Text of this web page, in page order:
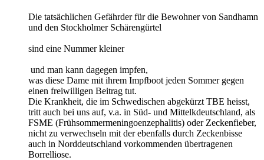
Die tatsächlichen Gefährder für die Bewohner von Sandhamn
und den Stockholmer Schärengürtel
sind eine Nummer kleiner
und man kann dagegen impfen,
was diese Dame mit ihrem Impfboot jeden Sommer gegen
einen freiwilligen Beitrag tut.
Die Krankheit, die im Schwedischen abgekürzt TBE heisst,
tritt auch bei uns auf, v.a. in Süd- und Mittelkdeutschland, als
FSME (Frühsommermeningoenzephalitis) oder Zeckenfieber,
nicht zu verwechseln mit der ebenfalls durch Zeckenbisse
auch in Norddeutschland vorkommenden übertragenen
Borrelliose.